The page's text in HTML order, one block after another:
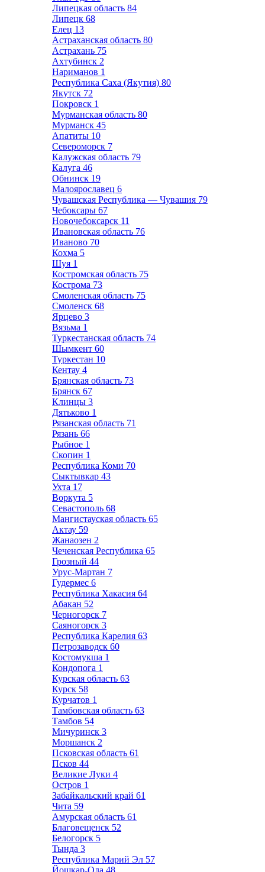
Липецкая область 84
Липецк 68
Елец 13
Астраханская область 80
Астрахань 75
Ахтубинск 2
Нариманов 1
Республика Саха (Якутия) 80
Якутск 72
Покровск 1
Мурманская область 80
Мурманск 45
Апатиты 10
Североморск 7
Калужская область 79
Калуга 46
Обнинск 19
Малоярославец 6
Чувашская Республика — Чувашия 79
Чебоксары 67
Новочебоксарск 11
Ивановская область 76
Иваново 70
Кохма 5
Шуя 1
Костромская область 75
Кострома 73
Смоленская область 75
Смоленск 68
Ярцево 3
Вязьма 1
Туркестанская область 74
Шымкент 60
Туркестан 10
Кентау 4
Брянская область 73
Брянск 67
Клинцы 3
Дятьково 1
Рязанская область 71
Рязань 66
Рыбное 1
Скопин 1
Республика Коми 70
Сыктывкар 43
Ухта 17
Воркута 5
Севастополь 68
Мангистауская область 65
Актау 59
Жанаозен 2
Чеченская Республика 65
Грозный 44
Урус-Мартан 7
Гудермес 6
Республика Хакасия 64
Абакан 52
Черногорск 7
Саяногорск 3
Республика Карелия 63
Петрозаводск 60
Костомукша 1
Кондопога 1
Курская область 63
Курск 58
Курчатов 1
Тамбовская область 63
Тамбов 54
Мичуринск 3
Моршанск 2
Псковская область 61
Псков 44
Великие Луки 4
Остров 1
Забайкальский край 61
Чита 59
Амурская область 61
Благовещенск 52
Белогорск 5
Тында 3
Республика Марий Эл 57
Йошкар-Ола 48